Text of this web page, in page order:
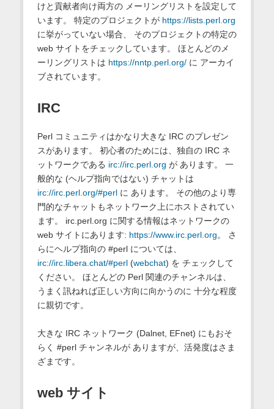
けと貢献者向け両方の メーリングリストを設定して
います。 特定のプロジェクトが https://lists.perl.org
に挙がっていない場合、 そのプロジェクトの特定の
web サイトをチェックしています。 ほとんどのメ
ーリングリストは https://nntp.perl.org/に アーカイ
ブされています。
IRC
Perl コミュニティはかなり大きな IRC のプレゼン
スがあります。 初心者のためには、独自の IRC ネ
ットワークである irc://irc.perl.org が あります。 一
般的な (ヘルプ指向ではない) チャットは
irc://irc.perl.org/#perlに あります。 その他のより専
門的なチャットもネットワーク上にホストされてい
ます。 irc.perl.org に関する情報はネットワークの
web サイトにあります: https://www.irc.perl.org。 さ
らにヘルプ指向の #perl については、
irc://irc.libera.chat/#perl(webchat) を チェックして
ください。 ほとんどの Perl 関連のチャンネルは、
うまく訊ねれば正しい方向に向かうのに 十分な程度
に親切です。
大きな IRC ネットワーク (Dalnet, EFnet) にもおそ
らく #perl チャンネルが ありますが、活発度はさま
ざまです。
web サイト